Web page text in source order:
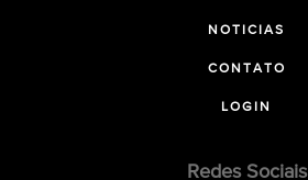
NOTICIAS
CONTATO
LOGIN
Redes Sociais